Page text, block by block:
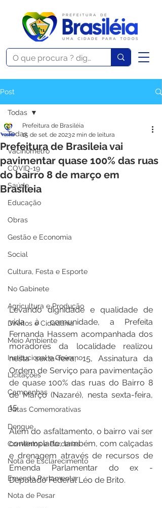
Post
Todas
Vacinômetro
COVID-19
Saúde
Educação
Obras
Gestão e Economia
Social
Cultura, Festa e Esporte
No Gabinete
Agricultura e Produção
Direitos e Cidadania
Meio Ambiente
Institucional e Governo
Licitações
Campanhas
Datas Comemorativas
Dengue
Convênios e Parcerias
Nota de Esclarecimento
Emenda Parlamentar
Nota de Pesar
Todas
Prefeitura de Brasileia vai
pavimentar quase 100% das ruas
do bairro 8 de março em
Brasileia
Prefeitura de Brasiléia
15 de set. de 20232 min de leitura
Levando dignidade e qualidade de
vida à comunidade, a Prefeita
Fernanda Hassem acompanhada dos
moradores da localidade realizou
nesta sexta-feira, 15, Assinatura da
Ordem de Serviço para pavimentação
de quase 100% das ruas do Bairro 8
de Março (Nazaré), nesta sexta-feira,
15.
Além do asfaltamento, o bairro vai ser
contemplado, também, com calçadas
e drenagem através de recursos de
Emenda Parlamentar do ex -
Deputado Federal Léo de Brito.